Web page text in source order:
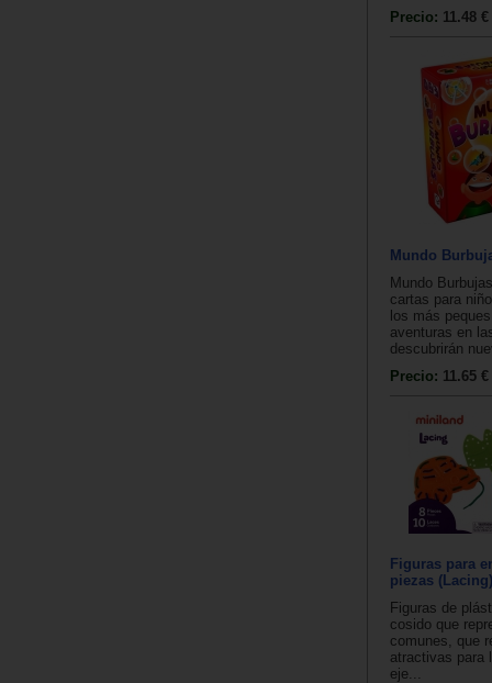
Precio: 11.48 €
Mundo
Mundo
cartas para
los más
aventuras en
descubrirán
Precio: 11.65 €
Figuras para
piezas (Lacing)
Figuras de
cosido que
comunes, que
atractivas para
eje...